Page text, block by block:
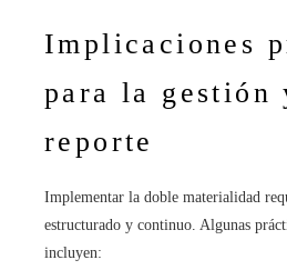
Implicaciones
para la gestión
reporte
Implementar la doble materialidad
estructurado y continuo. Algunas
incluyen: